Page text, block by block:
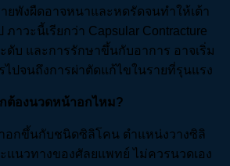
ยพังผืดอาจหนาและหดรัดจนทำให้เต้า
าวะนี้เรียกว่า Capsular Contracture
ดับ และการรักษาขึ้นกับอาการ อาจเริ่ม
ไปจนถึงการผ่าตัดแก้ไขในรายที่รุนแรง
ต้องนวดหน้าอกไหม?
อกขึ้นกับชนิดซิลิโคน ตำแหน่งวางซิลิ
แนวทางของศัลยแพทย์ ไม่ควรนวดเอง